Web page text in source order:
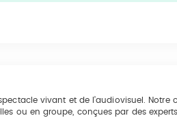
vivant et de l’audiovisuel. Notre
ou en groupe, conçues par des